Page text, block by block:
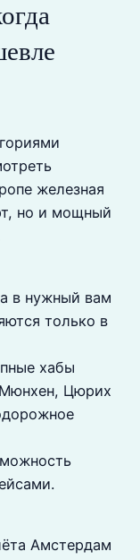
железная
но и мощный
в нужный вам
только в
хабы
Цюрих
Амстердам